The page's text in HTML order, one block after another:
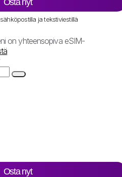
ja tekstiviestillä
on yhteensopiva eSIM-
Osta nyt